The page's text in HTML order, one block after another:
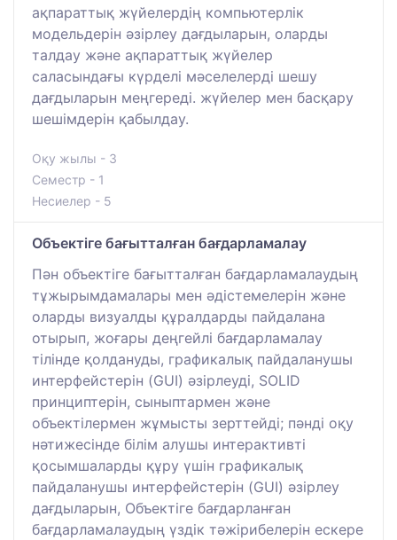
ақпараттық жүйелердің компьютерлік
модельдерін әзірлеу дағдыларын, оларды
талдау және ақпараттық жүйелер
саласындағы күрделі мәселелерді шешу
дағдыларын меңгереді. жүйелер мен басқару
шешімдерін қабылдау.
Оқу жылы - 3
Семестр - 1
Несиелер - 5
Объектіге бағытталған бағдарламалау
Пән объектіге бағытталған бағдарламалаудың
тұжырымдамалары мен әдістемелерін және
оларды визуалды құралдарды пайдалана
отырып, жоғары деңгейлі бағдарламалау
тілінде қолдануды, графикалық пайдаланушы
интерфейстерін (GUI) әзірлеуді, SOLID
принциптерін, сыныптармен және
объектілермен жұмысты зерттейді; пәнді оқу
нәтижесінде білім алушы интерактивті
қосымшаларды құру үшін графикалық
пайдаланушы интерфейстерін (GUI) әзірлеу
дағдыларын, Объектіге бағдарланған
бағдарламалаудың үздік тәжірибелерін ескере